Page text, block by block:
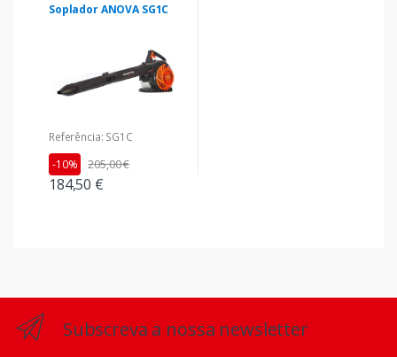
Soplador ANOVA SG1C
Referência: SG1C
184,50 €
-10% 205,00 €
Subscreva a nossa newsletter